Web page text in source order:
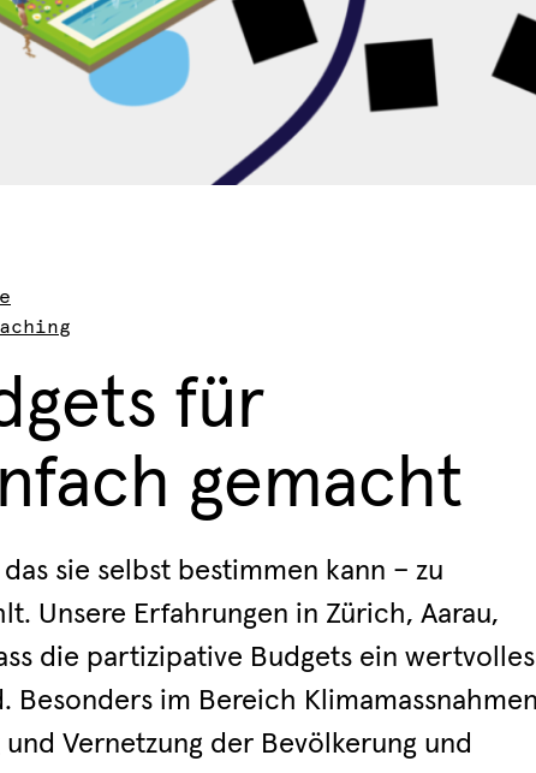
für
gemacht
sie selbst bestimmen kann – zu
Unsere Erfahrungen in Zürich, Aarau,
die partizipative Budgets ein wertvolles
Besonders im Bereich Klimamassnahmen
Vernetzung der Bevölkerung und